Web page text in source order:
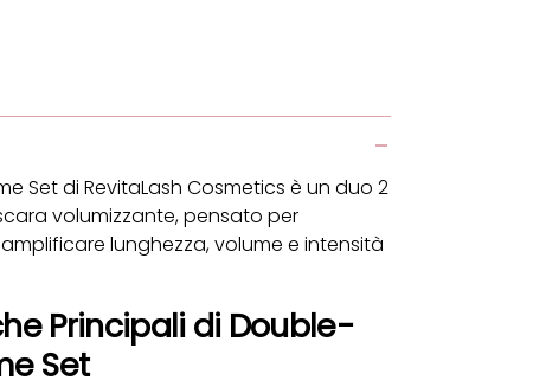
Set di RevitaLash Cosmetics è un duo 2
volumizzante, pensato per
lunghezza, volume e intensità
Principali di Double-
Set